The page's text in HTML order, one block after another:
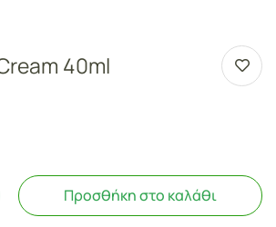
40ml
Προσθήκη στο καλάθι